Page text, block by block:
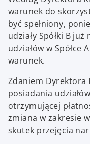
warunek do
być spełniony,
udziały Spółki B
udziałów w Spółce
warunek.
Zdaniem Dyrektora
posiadania
otrzymującej
zmiana w zakresie
skutek przejęcia